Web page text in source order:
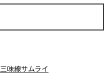
三味線サムライ